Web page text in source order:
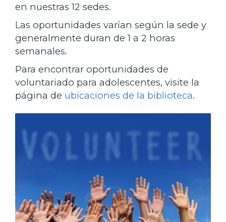
en nuestras 12 sedes.
Las oportunidades varían según la sede y
generalmente duran de 1 a 2 horas
semanales.
Para encontrar oportunidades de
voluntariado para adolescentes, visite la
página de ubicaciones de la biblioteca.